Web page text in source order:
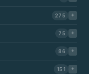
275
75
86
151